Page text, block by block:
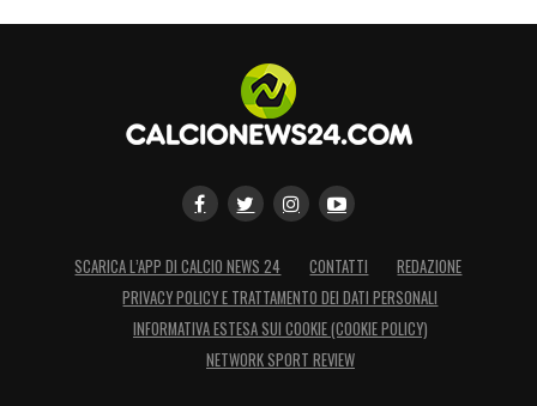
SCARICA L’APP DI CALCIO NEWS 24 CONTATTI
REDAZIONE
PRIVACY POLICY E TRATTAMENTO DEI DATI PERSONALI
INFORMATIVA ESTESA SUI COOKIE (COOKIE POLICY)
NETWORK SPORT REVIEW